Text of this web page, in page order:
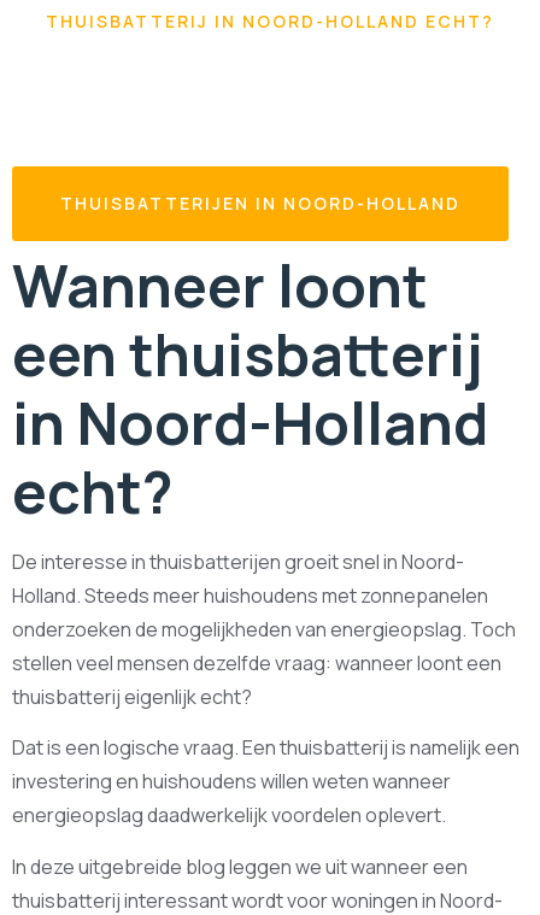
THUISBATTERIJ IN NOORD-HOLLAND ECHT?
THUISBATTERIJEN IN NOORD-HOLLAND
Wanneer loont
een thuisbatterij
in Noord-Holland
echt?
De interesse in thuisbatterijen groeit snel in Noord-
Holland. Steeds meer huishoudens met zonnepanelen
onderzoeken de mogelijkheden van energieopslag. Toch
stellen veel mensen dezelfde vraag: wanneer loont een
thuisbatterij eigenlijk echt?
Dat is een logische vraag. Een thuisbatterij is namelijk een
investering en huishoudens willen weten wanneer
energieopslag daadwerkelijk voordelen oplevert.
In deze uitgebreide blog leggen we uit wanneer een
thuisbatterij interessant wordt voor woningen in Noord-